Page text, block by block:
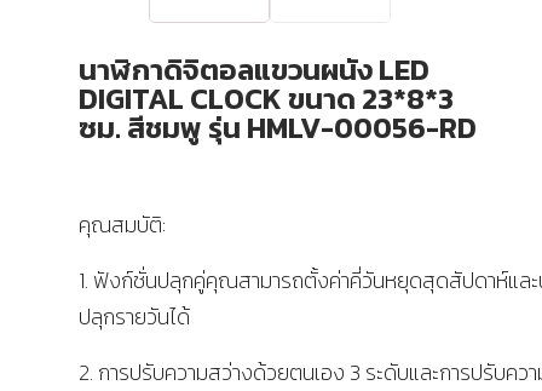
นาฬิกาดิจิตอลแขวนผนัง LED
DIGITAL CLOCK ขนาด 23*8*3
ซม. สีชมพู รุ่น HMLV-00056-RD
คุณสมบัติ:
1. ฟังก์ชั่นปลุกคู่คุณสามารถตั้งค่าคี่วันหยุดสุดสัปดาห์แล
ปลุกรายวันได้
2. การปรับความสว่างด้วยตนเอง 3 ระดับและการปรับคว